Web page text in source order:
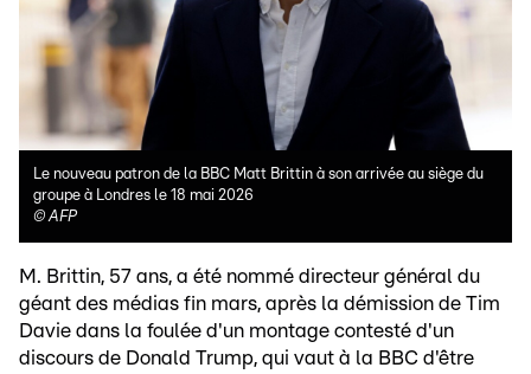
Le nouveau patron de la BBC Matt Brittin à son arrivée au siège du
groupe à Londres le 18 mai 2026
©AFP
M. Brittin, 57 ans, a été nommé directeur général du
géant des médias fin mars, après la démission de Tim
Davie dans la foulée d'un montage contesté d'un
discours de Donald Trump, qui vaut à la BBC d'être